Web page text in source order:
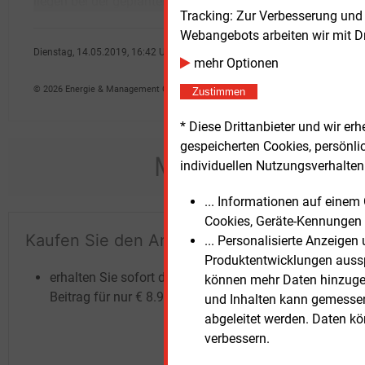
Tracking: Zur Verbesserung
Webangebots arbeiten wir mit
mehr Optionen
Zustimmen
* Diese Drittanbieter und wir
gespeicherten Cookies,
individuellen
... Informationen auf einem
Cookies, Geräte-
... Personalisierte
Produktentwicklungen
können mehr Daten
und Inhalten kann
abgeleitet werden. Daten
verbessern.
Dienstag, 14.05.2019, 16:42 Uhr
© 2026 Energie & Management GmbH
Möchten Sie
Kaufen Sie den Artikel
erhalten Sie sofort diesen redaktionellen
Beitrag für nur € 8.93